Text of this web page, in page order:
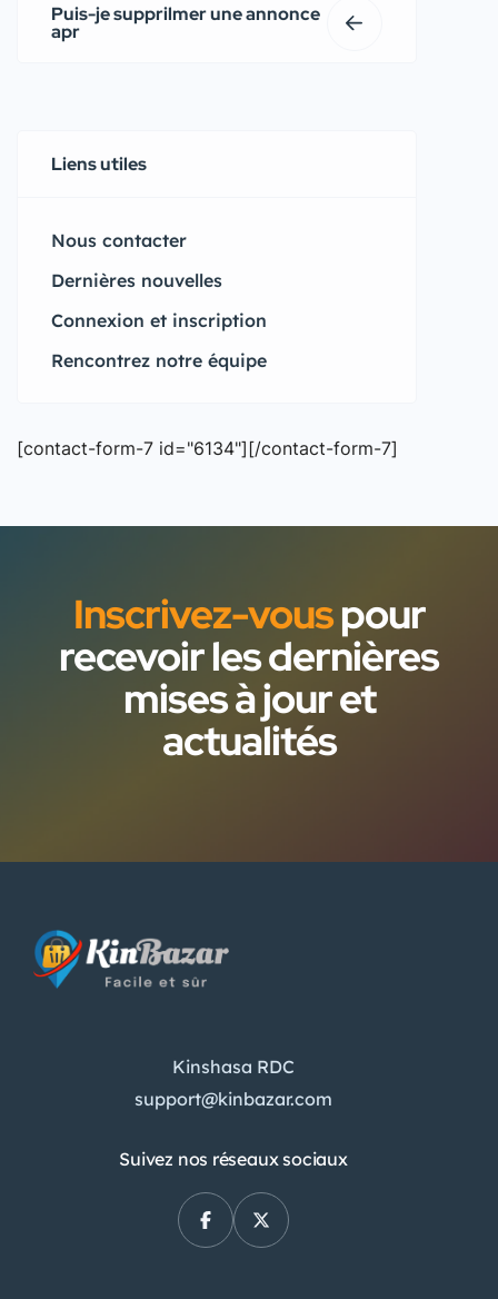
Puis-je supprilmer une annonce
apr
Liens utiles
Nous contacter
Dernières nouvelles
Connexion et inscription
Rencontrez notre équipe
[contact-form-7 id="6134"][/contact-form-7]
Inscrivez-vouspour
recevoir les dernières
mises à jour et
actualités
Kinshasa RDC
support@kinbazar.com
Suivez nos réseaux sociaux